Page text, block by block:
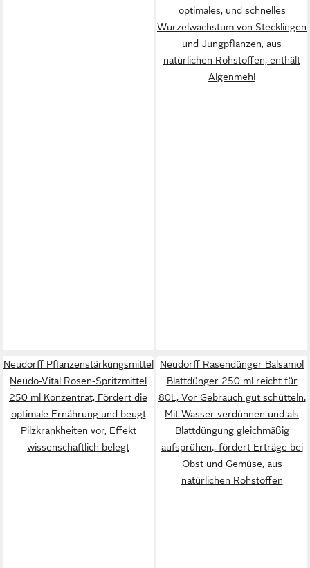
optimales, und schnelles
Wurzelwachstum von Stecklingen
und Jungpflanzen, aus
natürlichen Rohstoffen, enthält
Algenmehl
Neudorff Pflanzenstärkungsmittel
Neudo-Vital Rosen-Spritzmittel
250 ml Konzentrat, Fördert die
optimale Ernährung und beugt
Pilzkrankheiten vor, Effekt
wissenschaftlich belegt
Neudorff Rasendünger Balsamol
Blattdünger 250 ml reicht für
80L, Vor Gebrauch gut schütteln.
Mit Wasser verdünnen und als
Blattdüngung gleichmäßig
aufsprühen., fördert Erträge bei
Obst und Gemüse, aus
natürlichen Rohstoffen